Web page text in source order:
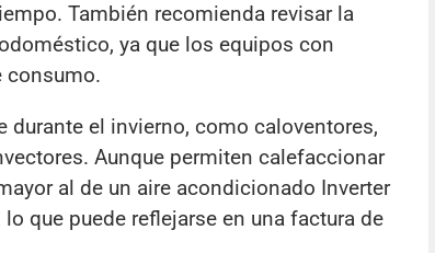
También recomienda revisar la
ya que los equipos con
consumo.
el invierno, como caloventores,
Aunque permiten calefaccionar
al de un aire acondicionado Inverter
que puede reflejarse en una factura de